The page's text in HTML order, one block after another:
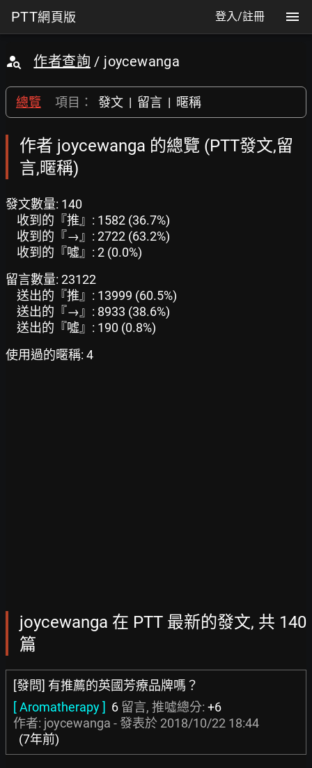
PTT網頁版 登入/註冊
作者查詢 / joycewanga
總覽 項目： 發文 | 留言 | 暱稱
作者 joycewanga 的總覽 (PTT發文,留
言,暱稱)
發文數量: 140
收到的『推』: 1582 (36.7%)
收到的『→』: 2722 (63.2%)
收到的『噓』: 2 (0.0%)
留言數量: 23122
送出的『推』: 13999 (60.5%)
送出的『→』: 8933 (38.6%)
送出的『噓』: 190 (0.8%)
使用過的暱稱: 4
joycewanga 在 PTT 最新的發文, 共 140
篇
[發問] 有推薦的英國芳療品牌嗎？
[ Aromatherapy ] 6 留言, 推噓總分: +6
作者: joycewanga - 發表於 2018/10/22 18:44
(7年前)